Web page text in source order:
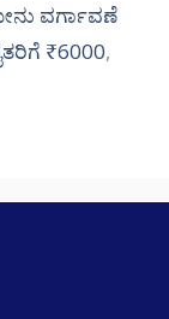
ವರ್ಗಾವಣೆ
₹6000,